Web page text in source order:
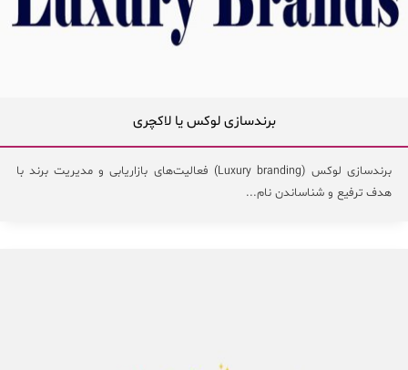
برندسازی لوکس یا لاکچری
برندسازی لوکس (Luxury branding) فعالیت‌های بازاریابی و مدیریت برند با
هدف ترفیع و شناساندن نام...